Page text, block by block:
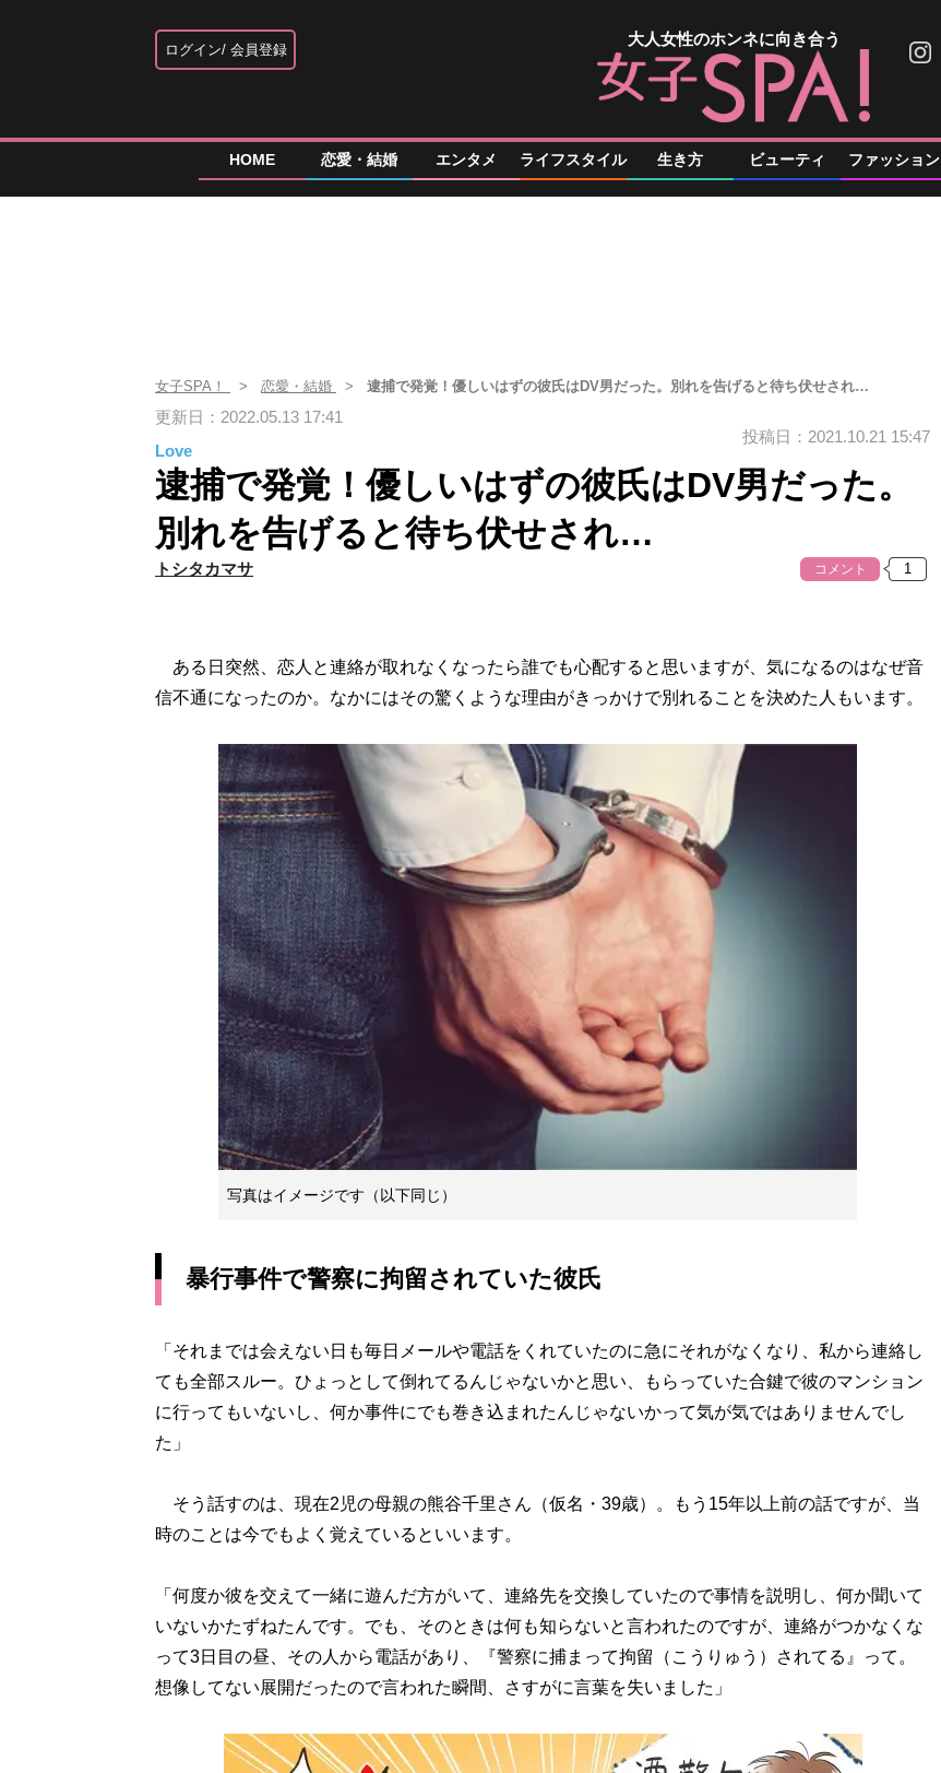
ログイン 会員登録
大人女性のホンネに向き合う
HOME 恋愛・結婚 エンタメ ライフスタイル 生き方 ビューティ ファッション
女子SPA！ 恋愛・結婚 逮捕で発覚！優しいはずの彼氏はDV男だった。別れを告げると待ち伏せされ…
更新日：2022.05.13 17:41
Love
投稿日：2021.10.21 15:47
逮捕で発覚！優しいはずの彼氏はDV男だった。
別れを告げると待ち伏せされ…
トシタカマサ コメント
ある日突然、恋人と連絡が取れなくなったら誰でも心配すると思いますが、気になるのはなぜ音
信不通になったのか。なかにはその驚くような理由がきっかけで別れることを決めた人もいます。
写真はイメージです（以下同じ）
暴行事件で警察に拘留されていた彼氏
「それまでは会えない日も毎日メールや電話をくれていたのに急にそれがなくなり、私から連絡し
ても全部スルー。ひょっとして倒れてるんじゃないかと思い、もらっていた合鍵で彼のマンション
に行ってもいないし、何か事件にでも巻き込まれたんじゃないかって気が気ではありませんでし
た」
そう話すのは、現在2児の母親の熊谷千里さん（仮名・39歳）。もう15年以上前の話ですが、当
時のことは今でもよく覚えているといいます。
「何度か彼を交えて一緒に遊んだ方がいて、連絡先を交換していたので事情を説明し、何か聞いて
いないかたずねたんです。でも、そのときは何も知らないと言われたのですが、連絡がつかなくな
って3日目の昼、その人から電話があり、『警察に捕まって拘留（こうりゅう）されてる』って。
想像してない展開だったので言われた瞬間、さすがに言葉を失いました」